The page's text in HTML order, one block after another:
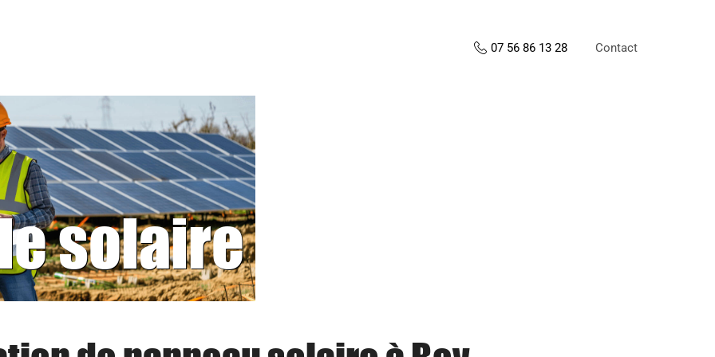
07 56 86 13 28 Contact
solaire